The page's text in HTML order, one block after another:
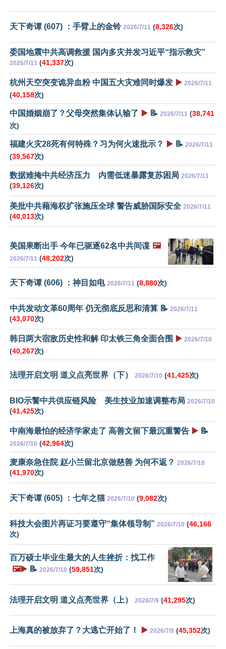
天下奇谭 (607) ：手臂上的金铃 2026/7/11 (8,326次)
委国地震中共高调救援 国内多灾并发习近平“指示救灾”
2026/7/11 (41,337次)
杭州天空突变诡异血粉 中国五大灾难同时爆发 ▶️ 2026/7/11
(40,158次)
中国婚姻崩了？父母突然集体认输了 ▶️ 📝 2026/7/11 (38,741
次)
福建火灾28死有何特殊？习为何火速批示？ ▶️ 📝 2026/7/11
(39,567次)
数据难掩中共经济压力 内需低迷暴露复苏困局 2026/7/11
(39,126次)
美批中共藉海权扩张施压全球 警告威胁国际安全 2026/7/11
(40,013次)
美国果断出手 今年已驱逐62名中共间谍 🖼️
2026/7/11 (48,202次)
天下奇谭 (606) ：神目如电 2026/7/11 (8,880次)
中共发动文革60周年 仍无彻底反思和清算 📝 2026/7/11
(43,070次)
韩日两大宿敌历史性和解 印太铁三角全面合围 ▶️ 2026/7/10
(40,267次)
法理开启文明 道义点亮世界（下） 2026/7/10 (41,425次)
BIO示警中共供应链风险 美生技业加速调整布局 2026/7/10
(41,425次)
中南海最怕的经济学家走了 高善文留下最沉重警告 ▶️ 📝
2026/7/10 (42,964次)
麦康奈急住院 赵小兰留北京做慈善 为何不返？ 2026/7/10
(41,970次)
天下奇谭 (605) ：七年之猫 2026/7/10 (9,082次)
科技大会图片再证习要遵守“集体领导制” 2026/7/10 (46,166
次)
百万硕士毕业生最大的人生挫折：找工作
🖼️▶️ 📝 2026/7/10 (59,851次)
法理开启文明 道义点亮世界（上） 2026/7/9 (41,295次)
上海真的被放弃了？大逃亡开始了！ ▶️ 2026/7/9 (45,352次)